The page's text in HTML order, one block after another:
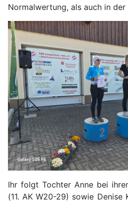
Normalwertung, als auch in
Ihr folgt Tochter Anne bei
(11. AK W20-29) sowie Denise